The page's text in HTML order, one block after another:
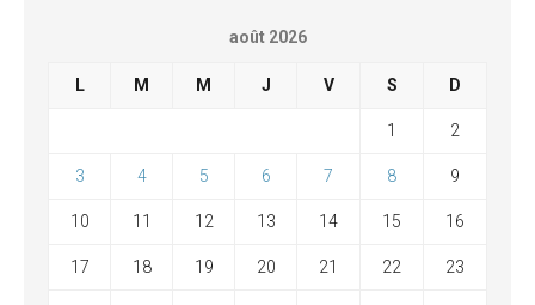
août 2026
L M M J V S D
1 2
3 4 5 6 7 8 9
10 11 12 13 14 15 16
17 18 19 20 21 22 23